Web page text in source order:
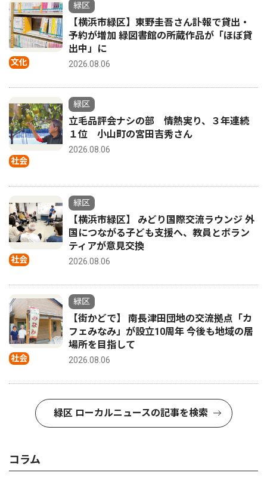
文化
緑区
【横浜市緑区】東野圭吾さん訃報で貸出・
予約が増加 緑図書館の所蔵作品が「ほぼ貸
出中」に
2026.08.06
社会
緑区
立毛品評会ナシの部 情熱実り、３年連続
１位 小山町の宮田吉秀さん
2026.08.06
社会
緑区
【横浜市緑区】 みどり国際交流ラウンジ 外
国につながる子ども支援へ、教員とボラン
ティアが意見交換
2026.08.06
社会
緑区
【街かどで】 南長津田団地の交流拠点「カ
フェみなみ」が設立10周年 今後も地域の居
場所を目指して
2026.08.06
緑区 ローカルニュースの記事を検索
コラム